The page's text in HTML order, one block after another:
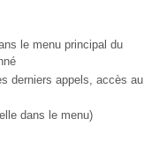
le menu principal du
derniers appels, accès au
dans le menu)